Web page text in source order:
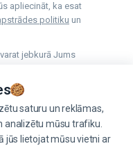
saturu un reklāmas,
analizētu mūsu trafiku.
jūs lietojat mūsu vietni ar
apliecināt, ka esat
politiku un
jebkurā Jums